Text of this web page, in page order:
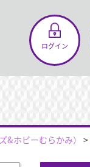
ログイン
&ホビーむらかみ） >